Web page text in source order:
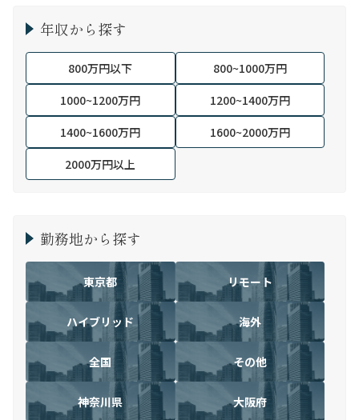
年収から探す
800万円以下
800~1000万円
1000~1200万円
1200~1400万円
1400~1600万円
1600~2000万円
2000万円以上
勤務地から探す
東京都 リモート
ハイブリッド 海外
全国 その他
神奈川県 大阪府